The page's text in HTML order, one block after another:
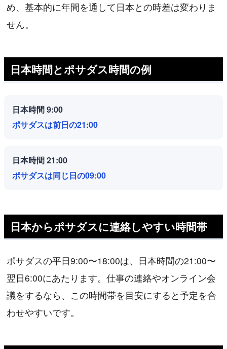
め、基本的に年間を通して日本との時差は変わりま
せん。
日本時間とポサダス時間の例
日本時間 9:00
ポサダスは前日の21:00
日本時間 21:00
ポサダスは同じ日の09:00
日本からポサダスに連絡しやすい時間帯
ポサダスの平日9:00〜18:00は、日本時間の21:00〜
翌日6:00にあたります。仕事の連絡やオンライン会
議をするなら、この時間帯を目安にすると予定を合
わせやすいです。